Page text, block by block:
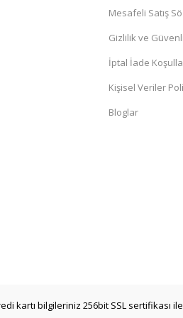
ederim
25/07/2026
olduğu için bı şüphe oluşmadı değil.
yorum yazmış hissi verip
25/07/2026
Mesafeli Satış
Gizlilik ve
İptal İade
Kişisel Veriler
Bloglar
kartı bilgileriniz 256bit SSL sertifikası